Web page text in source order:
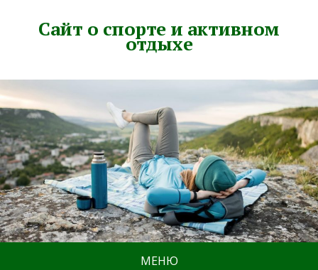
Сайт о спорте и активном
отдыхе
МЕНЮ